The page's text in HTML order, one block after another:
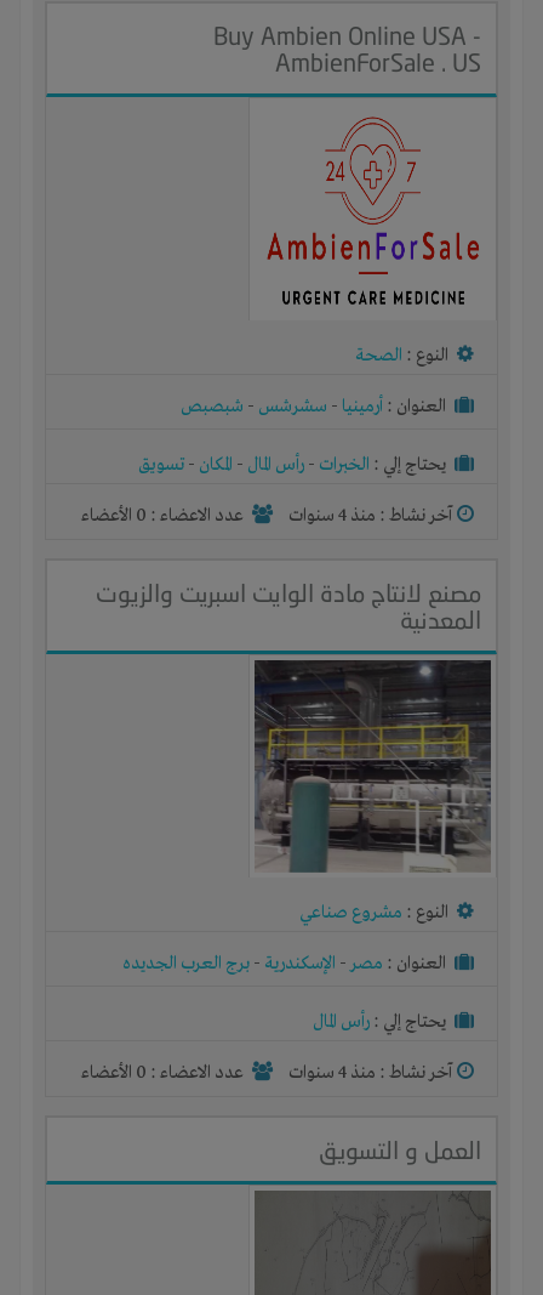
Buy Ambien Online USA -
AmbienForSale . US
النوع : الصحة
العنوان : أرمينيا - سشرشس - شبصبص
يحتاج إلي : الخبرات - رأس المال - المكان - تسويق
آخر نشاط : منذ 4 سنوات عدد الاعضاء : 0 الأعضاء
مصنع لانتاج مادة الوايت اسبريت والزيوت
المعدنية
النوع : مشروع صناعي
العنوان : مصر- الإسكندرية - برج العرب الجديده
يحتاج إلي : رأس المال
آخر نشاط : منذ 4 سنوات عدد الاعضاء : 0 الأعضاء
العمل و التسويق